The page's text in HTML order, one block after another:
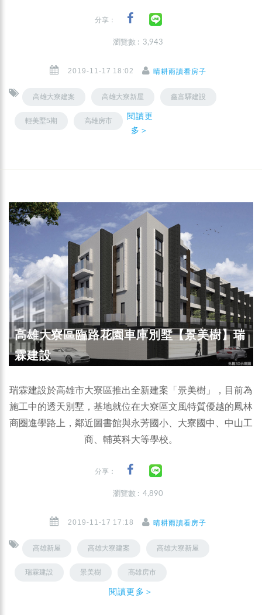
分享：
瀏覽數 : 3,943
2019-11-17 18:02 晴耕雨讀看房子
高雄大寮建案 高雄大寮新屋 鑫富驛建設
輕美墅5期 高雄房市
閱讀更
多＞
高雄大寮區臨路花園車庫別墅【景美樹】瑞
霖建設
瑞霖建設於高雄市大寮區推出全新建案「景美樹」，目前為
施工中的透天別墅，基地就位在大寮區文風特質優越的鳳林
商圈進學路上，鄰近圖書館與永芳國小、大寮國中、中山工
商、輔英科大等學校。
分享：
瀏覽數 : 4,890
2019-11-17 17:18 晴耕雨讀看房子
高雄新屋 高雄大寮建案 高雄大寮新屋
瑞霖建設 景美樹 高雄房市
閱讀更多＞